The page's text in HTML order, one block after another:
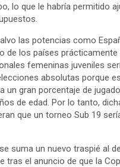
lo que le habría permitido
las potencias como
de los países prácticamente
femeninas juveniles
absolutas porque
un gran porcentaje de
de edad. Por lo tanto,
que un torneo Sub 19
suma un nuevo traspié al
tras el anuncio de que la